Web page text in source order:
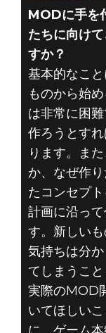
MODに手を
たちに向け
すか？
基本的なこ
ものから始
は非常に困
作ろうとす
ります。ま
か、なぜ作
たコンセプ
計画に沿っ
す。新しい
気持ちは分
てしまうこと
実際のMOD
いてほしい